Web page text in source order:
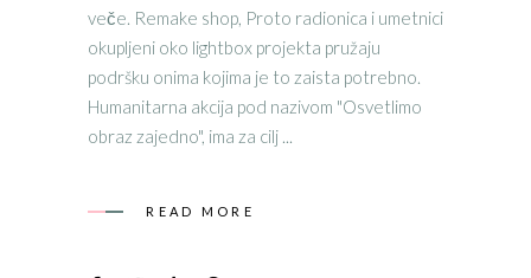
veče. Remake shop, Proto radionica i umetnici
okupljeni oko lightbox projekta pružaju
podršku onima kojima je to zaista potrebno.
Humanitarna akcija pod nazivom "Osvetlimo
obraz zajedno", ima za cilj
READ MORE